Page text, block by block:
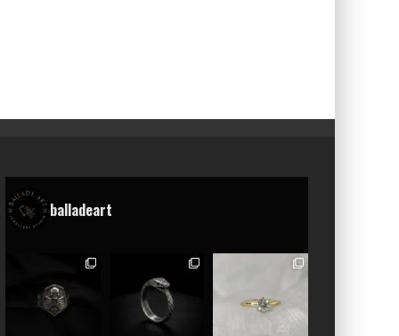
balladeart